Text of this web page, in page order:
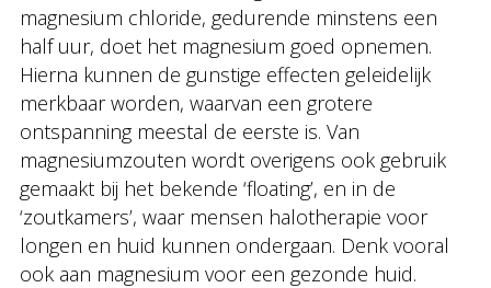
magnesium chloride, gedurende minstens een
half uur, doet het magnesium goed opnemen.
Hierna kunnen de gunstige effecten geleidelijk
merkbaar worden, waarvan een grotere
ontspanning meestal de eerste is. Van
magnesiumzouten wordt overigens ook gebruik
gemaakt bij het bekende ‘floating’, en in de
‘zoutkamers’, waar mensen halotherapie voor
longen en huid kunnen ondergaan. Denk vooral
ook aan magnesium voor een gezonde huid.